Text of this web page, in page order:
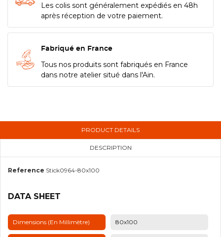
Les colis sont généralement expédiés en 48h
après réception de votre paiement.
Fabriqué en France
Tous nos produits sont fabriqués en France
dans notre atelier situé dans l'Ain.
PRODUCT DETAILS
DESCRIPTION
Reference Stick0964-80x100
DATA SHEET
Dimensions (en Millimètre) 80x100